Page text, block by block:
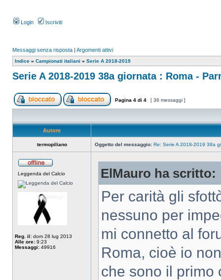
Login Iscriviti
Messaggi senza risposta | Argomenti attivi
Indice » Campionati italiani » Serie A 2018-2019
Serie A 2018-2019 38a giornata : Roma -
Pagina 4 di 4 [ 36 messaggi ]
Autore
termopiliano Oggetto del messaggio: Re: Serie A 2018-2019 38a
Leggenda del Calcio
Reg. il: dom 28 lug 2013
Alle ore: 9:23
Messaggi: 49916
ElMauro ha scritto:
Per carità gli
nessuno per
mi connetto al
Roma, cioè io
che sono il primo